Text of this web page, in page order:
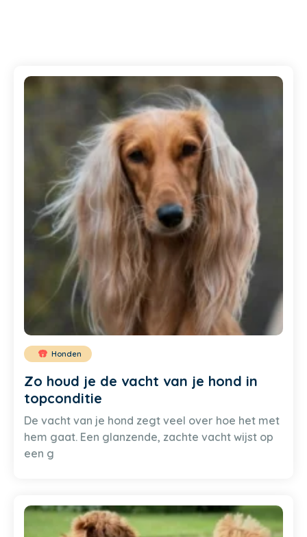
Honden
Zo houd je de vacht van je hond in
topconditie
De vacht van je hond zegt veel over hoe het met
hem gaat. Een glanzende, zachte vacht wijst op
een g